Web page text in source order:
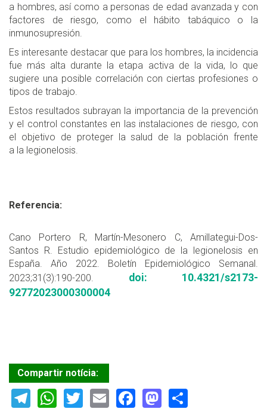
a hombres, así como a personas de edad avanzada y con
factores de riesgo, como el hábito tabáquico o la
inmunosupresión.
Es interesante destacar que para los hombres, la incidencia
fue más alta durante la etapa activa de la vida, lo que
sugiere una posible correlación con ciertas profesiones o
tipos de trabajo.
Estos resultados subrayan la importancia de la prevención
y el control constantes en las instalaciones de riesgo, con
el objetivo de proteger la salud de la población frente
a la legionelosis.
Referencia:
Cano Portero R, Martín-Mesonero C, Amillategui-Dos-
Santos R. Estudio epidemiológico de la legionelosis en
España. Año 2022. Boletín Epidemiológico Semanal.
2023;31(3):190-200. doi: 10.4321/s2173-
92772023000300004
Compartir notícia:
Telegram
WhatsApp
TwitterEmailFacebook
Mastodon